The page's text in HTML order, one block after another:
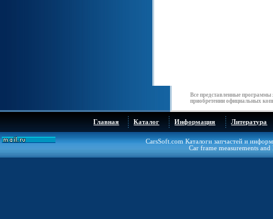
Все представленные
приобретении официальных
Главная Каталог Информация Литература
CarsSoft.com Каталоги запчастей и
Car frame measurements